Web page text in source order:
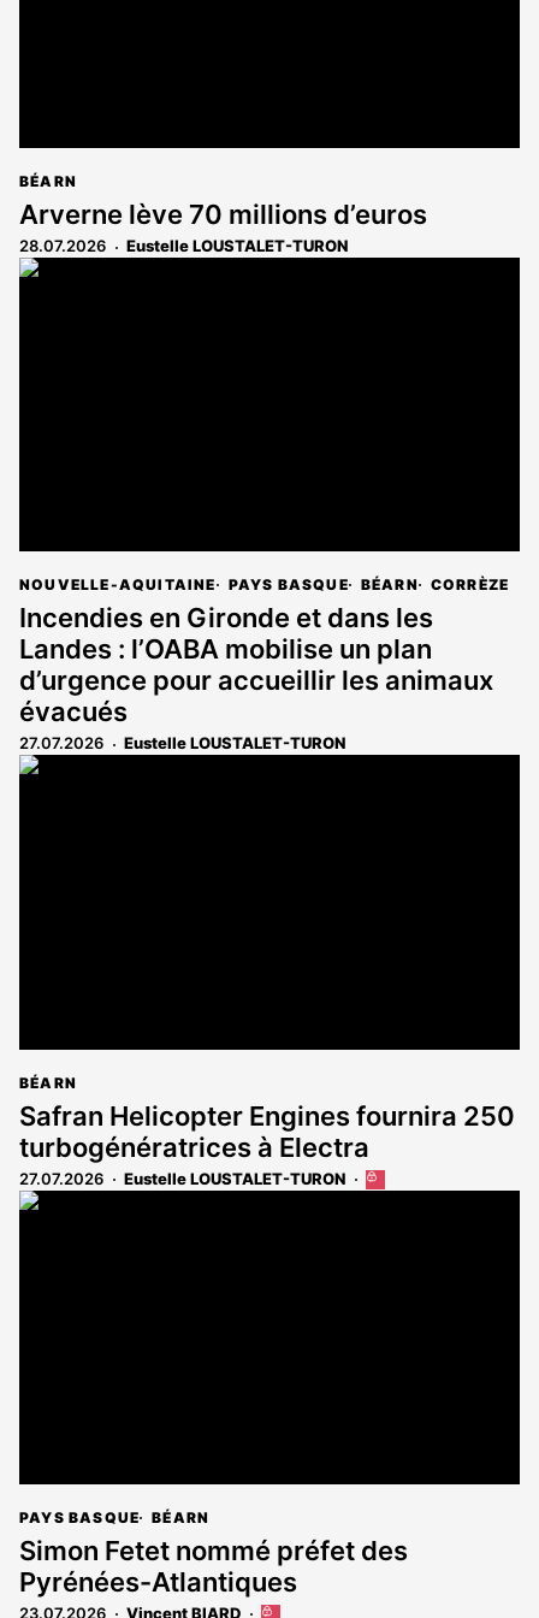
BÉARN
Arverne lève 70 millions d’euros
28.07.2026 Eustelle LOUSTALET-TURON
NOUVELLE-AQUITAINE PAYS BASQUE BÉARN CORRÈZE
Incendies en Gironde et dans les
Landes : l’OABA mobilise un plan
d’urgence pour accueillir les animaux
évacués
27.07.2026 Eustelle LOUSTALET-TURON
BÉARN
Safran Helicopter Engines fournira 250
turbogénératrices à Electra
27.07.2026 Eustelle LOUSTALET-TURON
Cet
PAYS BASQUE BÉARN
Simon Fetet nommé préfet des
Pyrénées-Atlantiques
23.07.2026 Vincent BIARD